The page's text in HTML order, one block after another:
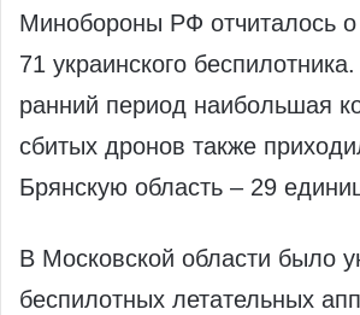
Минобороны РФ отчиталось
71 украинского
ранний период наибольшая
сбитых дронов также
Брянскую область – 29
В Московской области было
беспилотных летательных